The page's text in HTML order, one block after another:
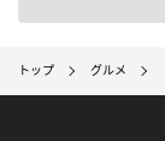
トップ グルメ